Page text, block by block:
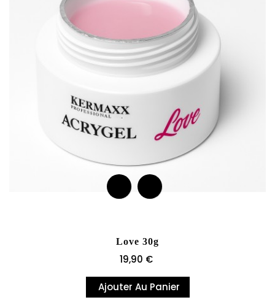
Love 30g
Prix
19,90 €
Ajouter Au Panier